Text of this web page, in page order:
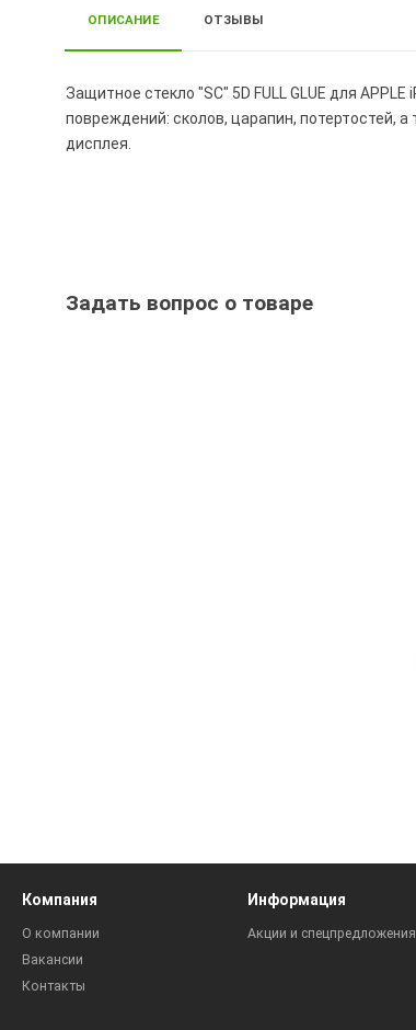
ОПИСАНИЕ ОТЗЫВЫ
Защитное стекло "SC" 5D FULL GLUE для
повреждений: сколов, царапин, потертостей,
дисплея.
Задать вопрос о товаре
Компания
О компании
Вакансии
Контакты
Информация
Акции и спецпредложения